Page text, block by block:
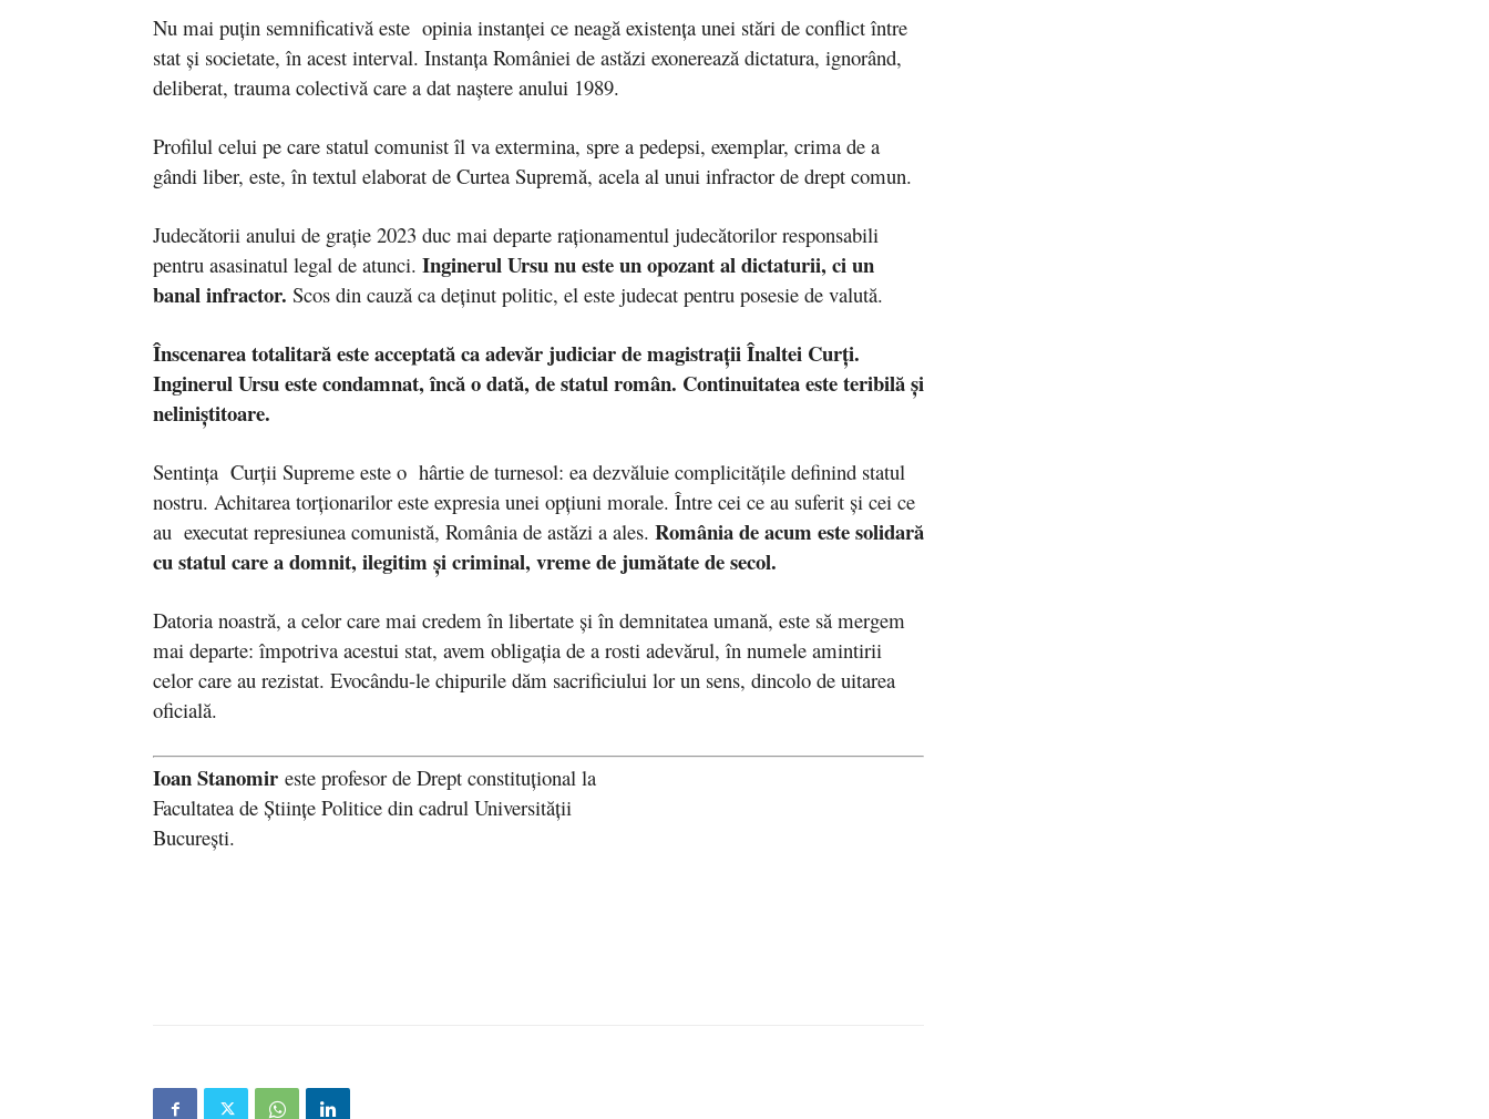
Nu mai puţin semnificativă este opinia instanţei ce neagă existenţa unei stări de conflict între
stat şi societate, în acest interval. Instanţa României de astăzi exonerează dictatura, ignorând,
deliberat, trauma colectivă care a dat naştere anului 1989.
Profilul celui pe care statul comunist îl va extermina, spre a pedepsi, exemplar, crima de a
gândi liber, este, în textul elaborat de Curtea Supremă, acela al unui infractor de drept comun.
Judecătorii anului de graţie 2023 duc mai departe raţionamentul judecătorilor responsabili
pentru asasinatul legal de atunci. Inginerul Ursu nu este un opozant al dictaturii, ci un
banal infractor. Scos din cauză ca deţinut politic, el este judecat pentru posesie de valută.
Înscenarea totalitară este acceptată ca adevăr judiciar de magistraţii Înaltei Curţi.
Inginerul Ursu este condamnat, încă o dată, de statul român. Continuitatea este teribilă şi
neliniştitoare.
Sentinţa Curţii Supreme este o hârtie de turnesol: ea dezvăluie complicităţile definind statul
nostru. Achitarea torţionarilor este expresia unei opţiuni morale. Între cei ce au suferit şi cei ce
au executat represiunea comunistă, România de astăzi a ales. România de acum este solidară
cu statul care a domnit, ilegitim şi criminal, vreme de jumătate de secol.
Datoria noastră, a celor care mai credem în libertate şi în demnitatea umană, este să mergem
mai departe: împotriva acestui stat, avem obligaţia de a rosti adevărul, în numele amintirii
celor care au rezistat. Evocându-le chipurile dăm sacrificiului lor un sens, dincolo de uitarea
oficială.
Ioan Stanomir este profesor de Drept constituțional la
Facultatea de Științe Politice din cadrul Universității
București.